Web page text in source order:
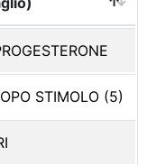
STIMOLO (5)